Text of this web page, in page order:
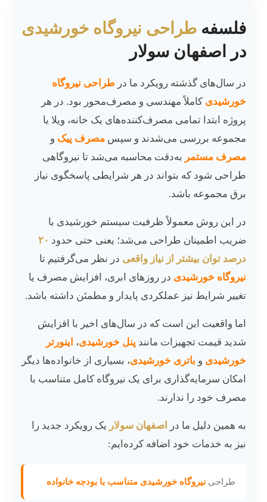
فلسفه طراحی نیروگاه خورشیدی
در اصفهان سولار
در سال‌های گذشته رویکرد ما در طراحی نیروگاه
خورشیدی کاملاً مهندسی و مصرف‌محور بود. در هر
پروژه ابتدا تمامی مصرف‌کننده‌های یک خانه، ویلا یا
مجموعه بررسی می‌شدند و سپس مصرف پیک و
مصرف مستمر به‌دقت محاسبه می‌شد تا نیروگاهی
طراحی شود که بتواند در هر شرایطی پاسخگوی نیاز
برق مجموعه باشد.
در این روش معمولاً ظرفیت سیستم خورشیدی با
ضریب اطمینان طراحی می‌شد؛ یعنی حتی حدود ۲۰
درصد توان بیشتر از نیاز واقعی در نظر می‌گرفتیم تا
نیروگاه خورشیدی در روزهای ابری، افزایش مصرف یا
تغییر شرایط نیز عملکردی پایدار و مطمئن داشته باشد.
اما واقعیت این است که در سال‌های اخیر با افزایش
شدید قیمت تجهیزات مانند پنل خورشیدی،
اینورتر
خورشیدی و باتری خورشیدی، بسیاری از خانواده‌ها دیگر
امکان سرمایه‌گذاری برای یک نیروگاه کامل متناسب با
مصرف خود را ندارند.
به همین دلیل ما در اصفهان سولار یک رویکرد جدید را
نیز به خدمات خود اضافه کرده‌ایم:
طراحی نیروگاه خورشیدی متناسب با بودجه خانواده